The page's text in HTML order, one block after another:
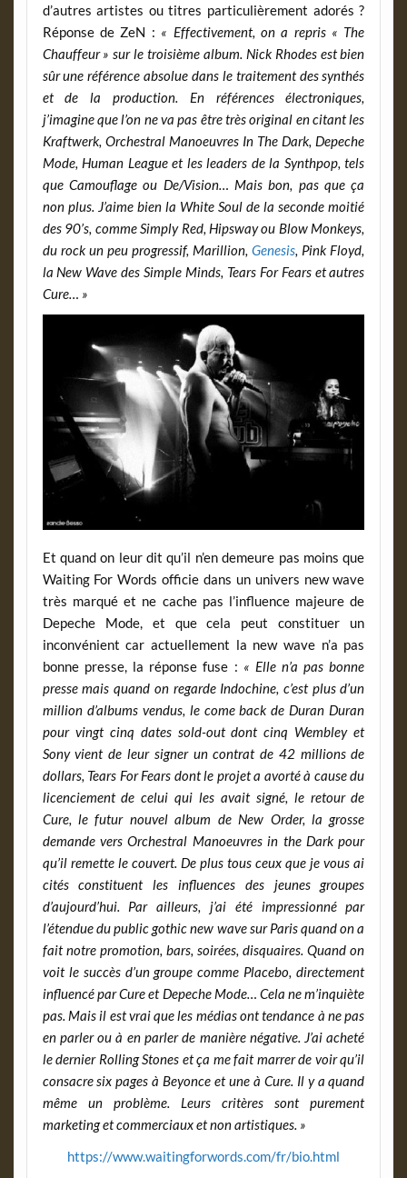
d’autres artistes ou titres particulièrement adorés ?
Réponse de ZeN : « Effectivement, on a repris « The
Chauffeur » sur le troisième album. Nick Rhodes est bien
sûr une référence absolue dans le traitement des synthés
et de la production. En références électroniques,
j’imagine que l’on ne va pas être très original en citant les
Kraftwerk, Orchestral Manoeuvres In The Dark, Depeche
Mode, Human League et les leaders de la Synthpop, tels
que Camouflage ou De/Vision… Mais bon, pas que ça
non plus. J’aime bien la White Soul de la seconde moitié
des 90’s, comme Simply Red, Hipsway ou Blow Monkeys,
du rock un peu progressif, Marillion,Genesis, Pink Floyd,
la New Wave des Simple Minds, Tears For Fears et autres
Cure… »
Et quand on leur dit qu’il n’en demeure pas moins que
Waiting For Words officie dans un univers new wave
très marqué et ne cache pas l’influence majeure de
Depeche Mode, et que cela peut constituer un
inconvénient car actuellement la new wave n’a pas
bonne presse, la réponse fuse : « Elle n’a pas bonne
presse mais quand on regarde Indochine, c’est plus d’un
million d’albums vendus, le come back de Duran Duran
pour vingt cinq dates sold-out dont cinq Wembley et
Sony vient de leur signer un contrat de 42 millions de
dollars, Tears For Fears dont le projet a avorté à cause du
licenciement de celui qui les avait signé, le retour de
Cure, le futur nouvel album de New Order, la grosse
demande vers Orchestral Manoeuvres in the Dark pour
qu’il remette le couvert. De plus tous ceux que je vous ai
cités constituent les influences des jeunes groupes
d’aujourd’hui. Par ailleurs, j’ai été impressionné par
l’étendue du public gothic new wave sur Paris quand on a
fait notre promotion, bars, soirées, disquaires. Quand on
voit le succès d’un groupe comme Placebo, directement
influencé par Cure et Depeche Mode… Cela ne m’inquiète
pas. Mais il est vrai que les médias ont tendance à ne pas
en parler ou à en parler de manière négative. J’ai acheté
le dernier Rolling Stones et ça me fait marrer de voir qu’il
consacre six pages à Beyonce et une à Cure. Il y a quand
même un problème. Leurs critères sont purement
marketing et commerciaux et non artistiques. »
https://www.waitingforwords.com/fr/bio.html